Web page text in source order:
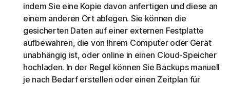
indem Sie eine Kopie davon anfertigen und diese an
einem anderen Ort ablegen. Sie können die
gesicherten Daten auf einer externen Festplatte
aufbewahren, die von Ihrem Computer oder Gerät
unabhängig ist, oder online in einen Cloud-Speicher
hochladen. In der Regel können Sie Backups manuell
je nach Bedarf erstellen oder einen Zeitplan für